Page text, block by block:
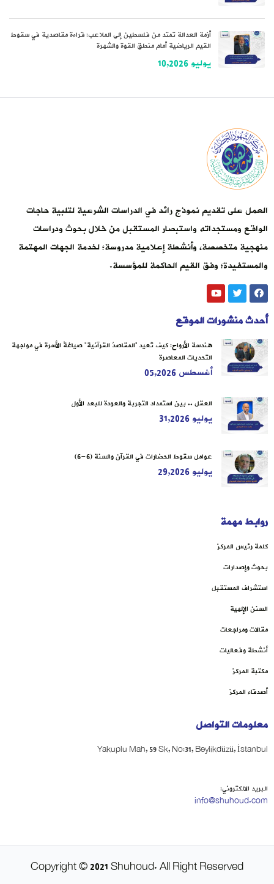
أزمة العدالة تمتد من فلسطين إلى الملاعب: قراءة مقاصدية في سقوط
القيم الرياضية أمام منطق القوة والشهرة
يوليو 10,2026
العمل على تقديم نموذج رائد في الدراسات الشرعية لتلبية حاجات
الواقع ومستجداته واستبصار المستقبل من خلال بحوث ودراسات
منهجية متخصصة، وأنشطة إعلامية مدروسة؛ لخدمة الجهات المهتمة
والمستفيدة؛ وفق القيم الحاكمة للمؤسسة.
أحدث منشورات الموقع
هندسة الأرواح: كيف تُعيد “المقاصدُ القرآنية” صياغةَ الأسرة في مواجهة
التحديات المعاصرة
أغسطس 05,2026
العقل .. بين استمداد التجربة والعودة للبعد الأول
يوليو 31,2026
عوامل سقوط الحضارات في القرآن والسنة (6-6)
يوليو 29,2026
روابط مهمة
كلمة رئيس المركز
بحوث وإصدارات
استشراف المستقبل
السنن الإلهية
مقالات ومراجعات
أنشطة وفعاليات
مكتبة المركز
أصدقاء المركز
معلومات التواصل
Yakuplu Mah, 59 Sk, No:31, Beylikdüzü, İstanbul
البريد الالكتروني:
info@shuhoud.com
Copyright © 2021 Shuhoud. All Right Reserved